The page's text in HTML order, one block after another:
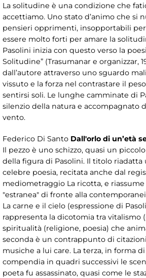
La solitudine è una condizione che
accettiamo. Uno stato d’animo che si
pensieri opprimenti, insopportabili per
essere molto forti per amare la
Pasolini inizia con questo verso la
Solitudine” (Trasumanar e organizzar,
dall’autore attraverso uno sguardo
vissuto e la forza nel contrastare il
sentirsi soli. Le lunghe camminate di
silenzio della natura e accompagnato
vento.
Federico Di Santo Dall'orlo di un’età
Il pezzo è uno schizzo, quasi un
della figura di Pasolini. Il titolo riadatta
celebre poesia, recitata anche dal
mediometraggio La ricotta, e riassume
"estranea" di fronte alla
La carne e il cielo (espressione di
rappresenta la dicotomia tra vitalismo
spiritualità (religione, poesia) che
seconda è un contrappunto di
musiche a lui care. La terza, in forma di
compendia in quadri successivi le
poeta fu assassinato, quasi come le